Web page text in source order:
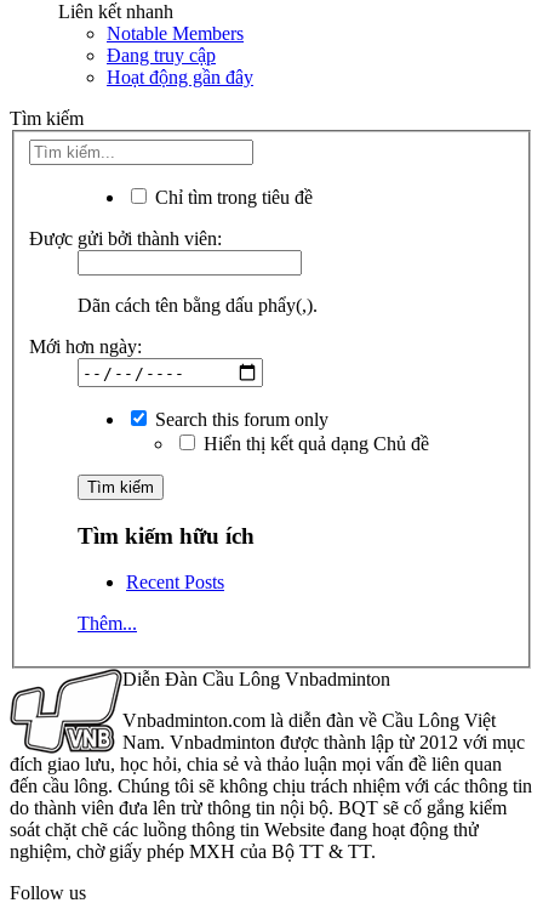
Liên kết nhanh
Notable Members
Đang truy cập
Hoạt động gần đây
Tìm kiếm
Chỉ tìm trong tiêu đề
Được gửi bởi thành viên:
Dãn cách tên bằng dấu phẩy(,).
Mới hơn ngày:
Search this forum only
Hiển thị kết quả dạng Chủ đề
Tìm kiếm hữu ích
Recent Posts
Thêm...
Diễn Đàn Cầu Lông Vnbadminton
Vnbadminton.com là diễn đàn về Cầu Lông Việt
Nam. Vnbadminton được thành lập từ 2012 với mục
đích giao lưu, học hỏi, chia sẻ và thảo luận mọi vấn đề liên quan
đến cầu lông. Chúng tôi sẽ không chịu trách nhiệm với các thông tin
do thành viên đưa lên trừ thông tin nội bộ. BQT sẽ cố gắng kiểm
soát chặt chẽ các luồng thông tin Website đang hoạt động thử
nghiệm, chờ giấy phép MXH của Bộ TT & TT.
Follow us